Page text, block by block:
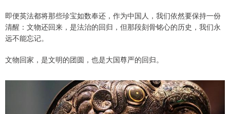
即便英法都将那些珍宝如数奉还，作为中国人，我们依然要保持一份
清醒：文物还回来，是法治的回归，但那段刻骨铭心的历史，我们永
远不能忘记。
文物回家，是文明的团圆，也是大国尊严的回归。